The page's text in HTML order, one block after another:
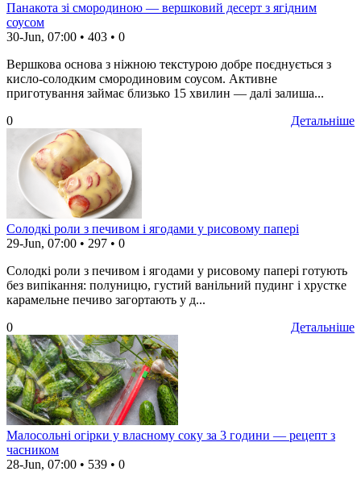
Панакота зі смородиною — вершковий десерт з ягідним
соусом
30-Jun, 07:00 • 403 • 0
Вершкова основа з ніжною текстурою добре поєднується з
кисло-солодким смородиновим соусом. Активне
приготування займає близько 15 хвилин — далі залиша...
Детальніше
0
Солодкі роли з печивом і ягодами у рисовому папері
29-Jun, 07:00 • 297 • 0
Солодкі роли з печивом і ягодами у рисовому папері готують
без випікання: полуницю, густий ванільний пудинг і хрустке
карамельне печиво загортають у д...
Детальніше
0
Малосольні огірки у власному соку за 3 години — рецепт з
часником
28-Jun, 07:00 • 539 • 0